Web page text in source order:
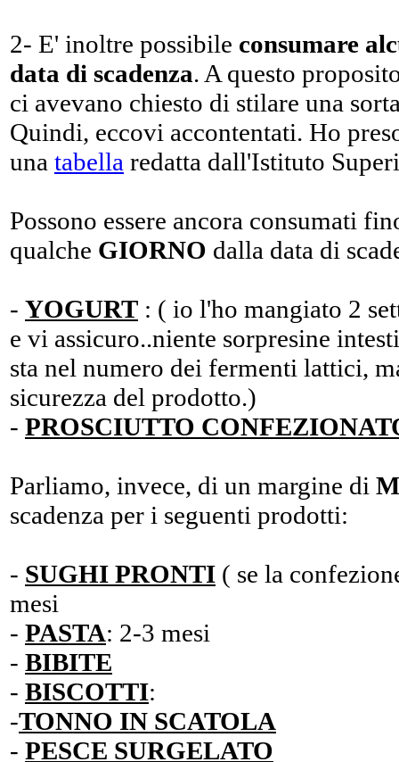
2- E' inoltre possibile consumare
data di scadenza. A questo
ci avevano chiesto di stilare una
Quindi, eccovi accontentati. Ho
una tabella redatta dall'Istituto
Possono essere ancora consumati
qualche GIORNO dalla data di
- YOGURT : ( io l'ho mangiato 2
e vi assicuro..niente sorpresine
sta nel numero dei fermenti lattici,
sicurezza del prodotto.)
- PROSCIUTTO
Parliamo, invece, di un margine di
scadenza per i seguenti prodotti:
- SUGHI PRONTI ( se la
mesi
- PASTA: 2-3 mesi
- BIBITE
- BISCOTTI:
-TONNO IN SCATOLA
- PESCE SURGELATO